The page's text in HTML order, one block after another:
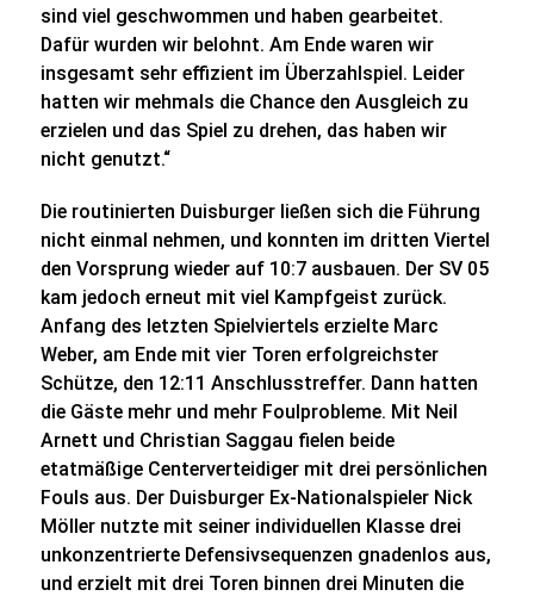
sind viel geschwommen und haben gearbeitet.
Dafür wurden wir belohnt. Am Ende waren wir
insgesamt sehr effizient im Überzahlspiel. Leider
hatten wir mehmals die Chance den Ausgleich zu
erzielen und das Spiel zu drehen, das haben wir
nicht genutzt.“
Die routinierten Duisburger ließen sich die Führung
nicht einmal nehmen, und konnten im dritten Viertel
den Vorsprung wieder auf 10:7 ausbauen. Der SV 05
kam jedoch erneut mit viel Kampfgeist zurück.
Anfang des letzten Spielviertels erzielte Marc
Weber, am Ende mit vier Toren erfolgreichster
Schütze, den 12:11 Anschlusstreffer. Dann hatten
die Gäste mehr und mehr Foulprobleme. Mit Neil
Arnett und Christian Saggau fielen beide
etatmäßige Centerverteidiger mit drei persönlichen
Fouls aus. Der Duisburger Ex-Nationalspieler Nick
Möller nutzte mit seiner individuellen Klasse drei
unkonzentrierte Defensivsequenzen gnadenlos aus,
und erzielt mit drei Toren binnen drei Minuten die